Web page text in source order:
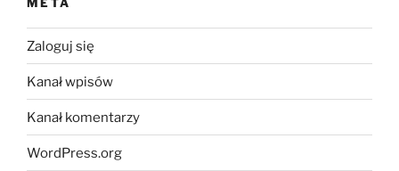
Zaloguj się
Kanał wpisów
Kanał komentarzy
WordPress.org